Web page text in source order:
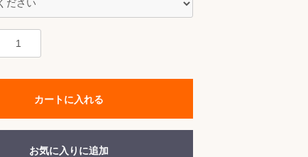
カートに入れる
お気に入りに追加